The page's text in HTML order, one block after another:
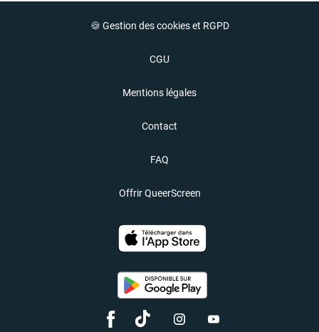
🍪 Gestion des cookies et RGPD
CGU
Mentions légales
Contact
FAQ
Offrir QueerScreen